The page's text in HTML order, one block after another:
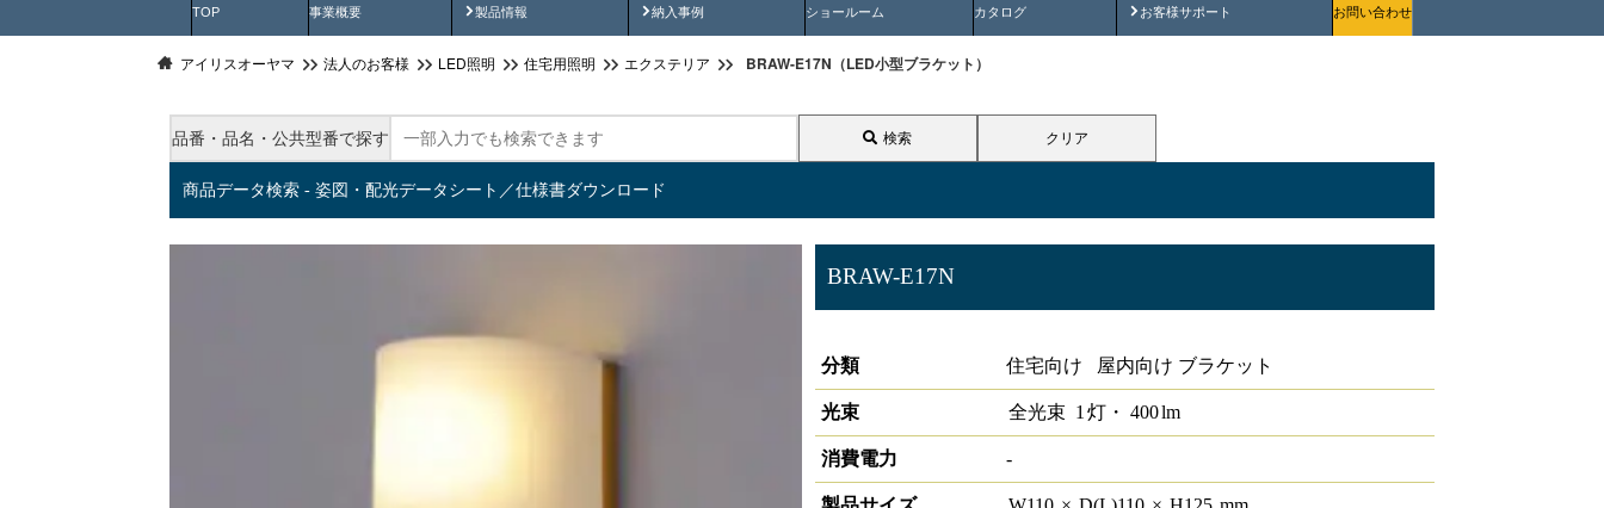
TOP 事業概要 製品情報
製品動画 納入事例
納入事例動画 ショールーム カタログ お客様サポート
安全にご使用いただくためにお問い合わせ
アイリスオーヤマ 法人のお客様 LED照明 住宅用照明 エクステリア BRAW-E17N（LED小型ブラケット）
品番・品名・公共型番で探す 検索 クリア
商品データ検索 - 姿図・配光データシート／仕様書ダウンロード
BRAW-E17N
分類
住宅向け 屋内向け ブラケット
光束 全光束 1 灯・ 400lm
消費電力 -